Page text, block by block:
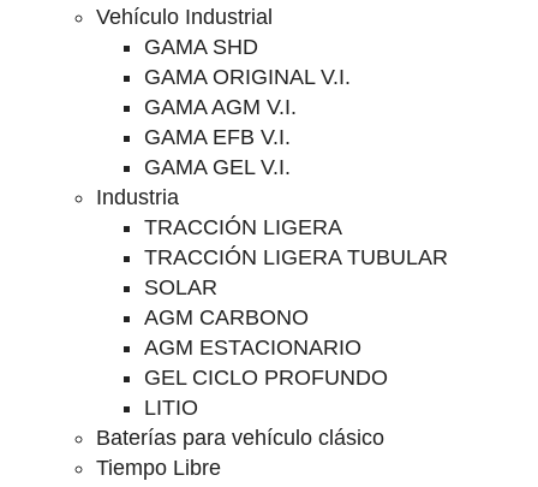
Vehículo Industrial
GAMA SHD
GAMA ORIGINAL V.I.
GAMA AGM V.I.
GAMA EFB V.I.
GAMA GEL V.I.
Industria
TRACCIÓN LIGERA
TRACCIÓN LIGERA TUBULAR
SOLAR
AGM CARBONO
AGM ESTACIONARIO
GEL CICLO PROFUNDO
LITIO
Baterías para vehículo clásico
Tiempo Libre